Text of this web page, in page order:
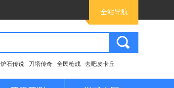
全站导航
炉石传说 刀塔传奇 全民枪战 去吧皮卡丘